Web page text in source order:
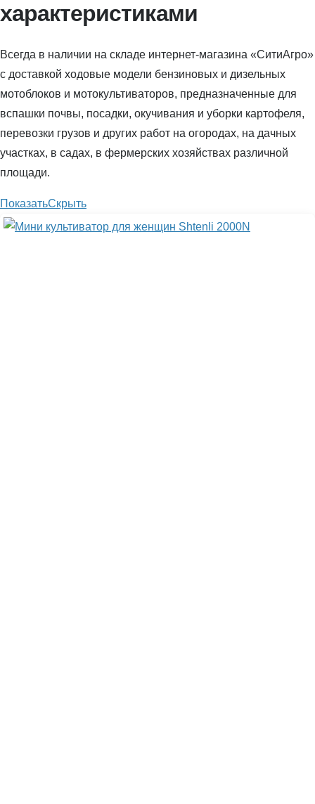
характеристиками
Всегда в наличии на складе интернет-магазина «СитиАгро»
с доставкой ходовые модели бензиновых и дизельных
мотоблоков и мотокультиваторов, предназначенные для
вспашки почвы, посадки, окучивания и уборки картофеля,
перевозки грузов и других работ на огородах, на дачных
участках, в садах, в фермерских хозяйствах различной
площади.
ПоказатьСкрыть